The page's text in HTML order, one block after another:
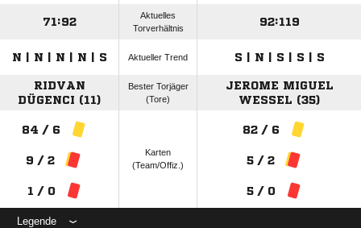
71:92
Aktuelles
Torverhältnis
92:119
N | N | N | N | S Aktueller Trend S | N | S | S | S
RIDVAN
DÜGENCI (11)
Bester Torjäger
(Tore)
JEROME MIGUEL
WESSEL (35)
84 / 6
9 / 2
1 / 0
Karten
(Team/Offiz.)
82 / 6
5 / 2
5 / 0
Legende